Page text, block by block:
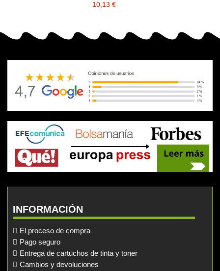
10,13 €
INFORMACIÓN
El proceso de compra
Pago seguro
Entrega de cartuchos de tinta y toner
Cambios y devoluciones